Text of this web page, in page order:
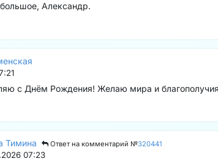
Александр.
с Днём Рождения! Желаю мира и
Тимина Ответ на комментарий №320441
07:23